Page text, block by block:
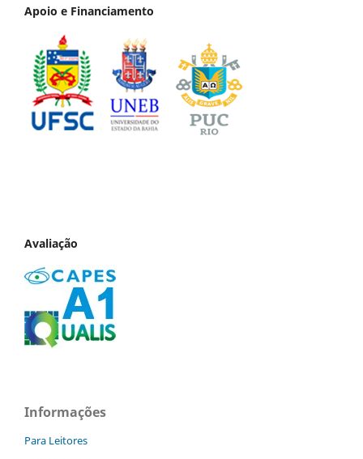
Apoio e Financiamento
Avaliação
Informações
Para Leitores